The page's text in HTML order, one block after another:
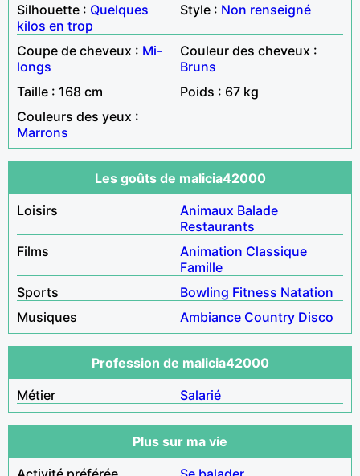
Silhouette : Quelques
kilos en trop
Style : Non renseigné
Coupe de cheveux : Mi-
longs
Couleur des cheveux :
Bruns
Taille : 168 cm
Poids : 67 kg
Couleurs des yeux :
Marrons
Les goûts de malicia42000
Loisirs
Animaux Balade
Restaurants
Films
Animation Classique
Famille
Sports
Bowling Fitness Natation
Musiques
Ambiance Country Disco
Profession de malicia42000
Métier
Salarié
Plus sur ma vie